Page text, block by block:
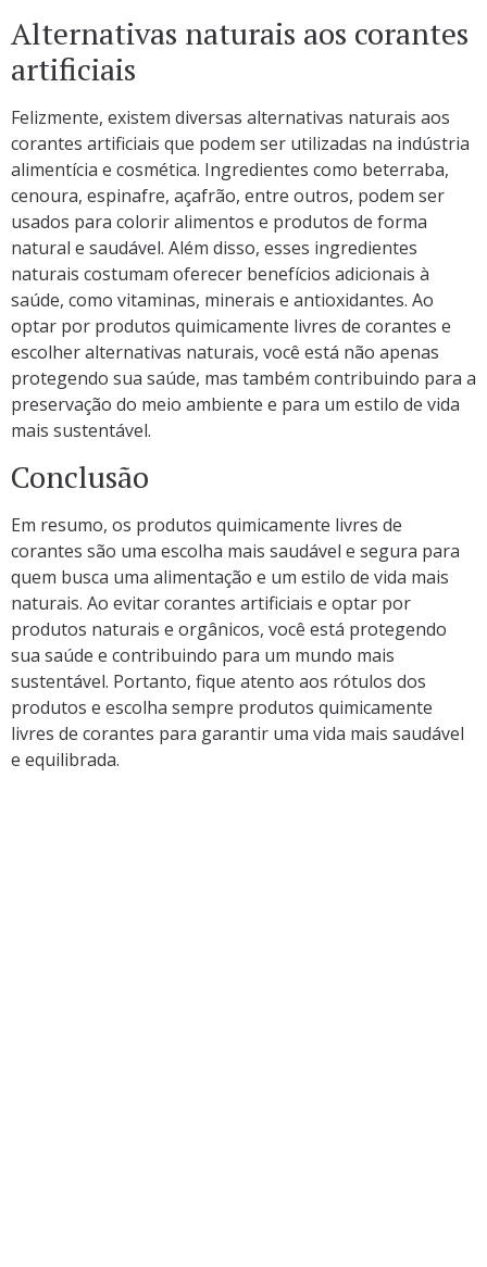
Alternativas naturais aos corantes
artificiais
Felizmente, existem diversas alternativas naturais aos
corantes artificiais que podem ser utilizadas na indústria
alimentícia e cosmética. Ingredientes como beterraba,
cenoura, espinafre, açafrão, entre outros, podem ser
usados para colorir alimentos e produtos de forma
natural e saudável. Além disso, esses ingredientes
naturais costumam oferecer benefícios adicionais à
saúde, como vitaminas, minerais e antioxidantes. Ao
optar por produtos quimicamente livres de corantes e
escolher alternativas naturais, você está não apenas
protegendo sua saúde, mas também contribuindo para a
preservação do meio ambiente e para um estilo de vida
mais sustentável.
Conclusão
Em resumo, os produtos quimicamente livres de
corantes são uma escolha mais saudável e segura para
quem busca uma alimentação e um estilo de vida mais
naturais. Ao evitar corantes artificiais e optar por
produtos naturais e orgânicos, você está protegendo
sua saúde e contribuindo para um mundo mais
sustentável. Portanto, fique atento aos rótulos dos
produtos e escolha sempre produtos quimicamente
livres de corantes para garantir uma vida mais saudável
e equilibrada.